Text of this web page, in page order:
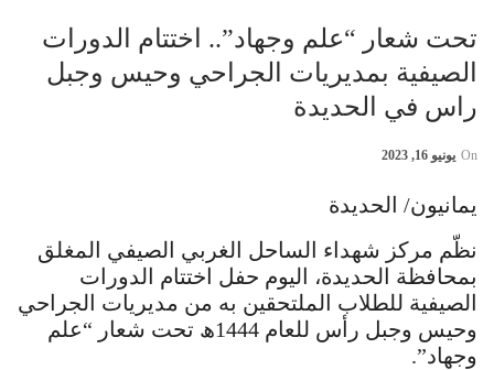
تحت شعار “علم وجهاد”.. اختتام الدورات
الصيفية بمديريات الجراحي وحيس وجبل
راس في الحديدة
On يونيو 16, 2023
يمانيون/ الحديدة
نظّم مركز شهداء الساحل الغربي الصيفي المغلق
بمحافظة الحديدة، اليوم حفل اختتام الدورات
الصيفية للطلاب الملتحقين به من مديريات الجراحي
وحيس وجبل رأس للعام 1444ھ تحت شعار “علم
وجهاد”.